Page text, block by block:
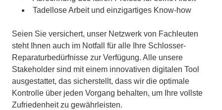
Tadellose Arbeit und einzigartiges Know-how
Seien Sie versichert, unser Netzwerk von Fachleuten
steht Ihnen auch im Notfall für alle Ihre Schlosser-
Reparaturbedürfnisse zur Verfügung. Alle unsere
Stakeholder sind mit einem innovativen digitalen Tool
ausgestattet, das sicherstellt, dass wir die optimale
Kontrolle über jeden Vorgang behalten, um Ihre vollste
Zufriedenheit zu gewährleisten.